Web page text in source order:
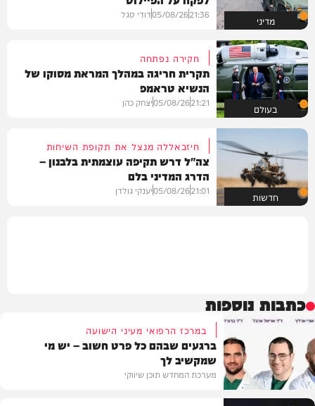
מדיני 21:36
05/08/26דודי סגל
בעולם
חקירה נפתחה
תקרית חריגה במהלך המראת מסוקו של
הנשיא טראמפ
21:21
05/08/26יצחק כהן
חדשות
חיזבאללה מנצל את תקופת השיחות
צה"ל דרש תקיפה עוצמתית בלבנון –
הדרג המדיני בלם
21:01
05/08/26יענקי גולדן
כתבות נוספות
במרכז הרפואי מעיני הישועה
ברגעים שבהם כל פרט חשוב – יש מי
שמקשיב לך
מערכת המחדש תוכן שיווקי